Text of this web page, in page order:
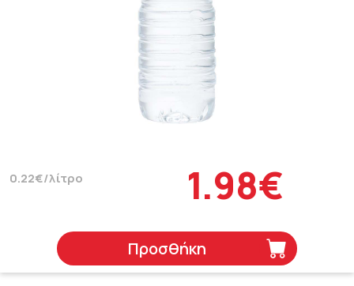
0.22€/λίτρο 1.98€
Προσθήκη